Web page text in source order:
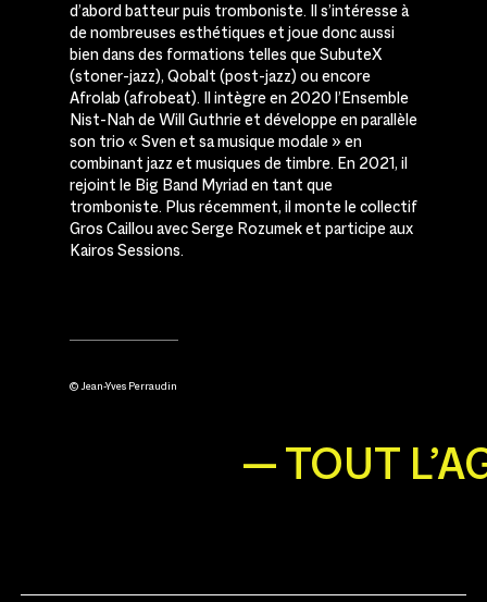
d’abord batteur puis tromboniste. Il s’intéresse à
de nombreuses esthétiques et joue donc aussi
bien dans des formations telles que SubuteX
(stoner-jazz), Qobalt (post-jazz) ou encore
Afrolab (afrobeat). Il intègre en 2020 l’Ensemble
Nist-Nah de Will Guthrie et développe en parallèle
son trio « Sven et sa musique modale » en
combinant jazz et musiques de timbre. En 2021, il
rejoint le Big Band Myriad en tant que
tromboniste. Plus récemment, il monte le collectif
Gros Caillou avec Serge Rozumek et participe aux
Kairos Sessions.
© Jean-Yves Perraudin
— TOUT